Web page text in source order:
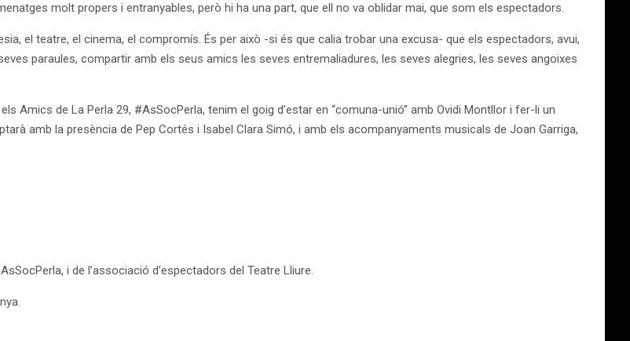
molt propers i entranyables, però hi ha una part, que ell no va oblidar mai, que som els espectadors.
el teatre, el cinema, el compromís. És per això -si és que calia trobar una excusa- que els espectadors, avui,
paraules, compartir amb els seus amics les seves entremaliadures, les seves alegries, les seves angoixes
Amics de La Perla 29, #AsSocPerla, tenim el goig d’estar en “comuna-unió” amb Ovidi Montllor i fer-li un
amb la presència de Pep Cortés i Isabel Clara Simó, i amb els acompanyaments musicals de Joan Garriga,
i de l’associació d’espectadors del Teatre Lliure.